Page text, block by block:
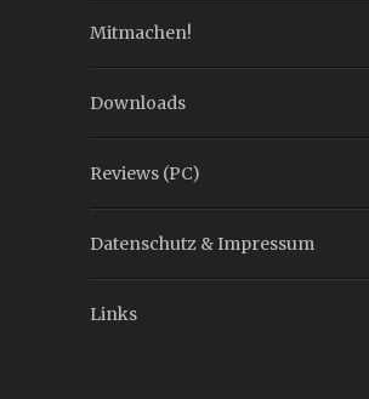
Mitmachen!
Downloads
Reviews (PC)
Datenschutz & Impressum
Links